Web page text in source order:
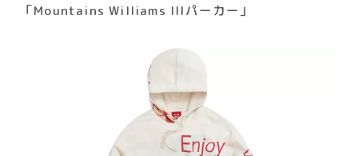
「Mountains Williams IIIパーカー 」